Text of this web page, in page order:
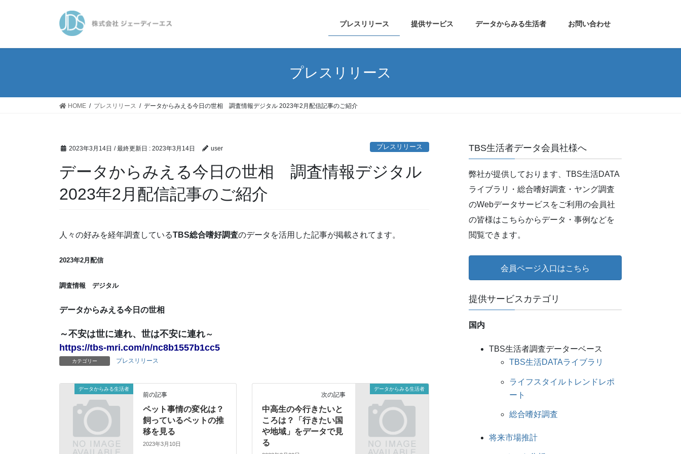
プレスリリース 提供サービス データからみる生活者 お問い合わせ
プレスリリース
HOME プレスリリース データからみえる今日の世相 調査情報デジタル 2023年2月配信記事のご紹介
2023年3月14日 / 最終更新日 : 2023年3月14日 user プレスリリース
データからみえる今日の世相 調査情報デジタル
2023年2月配信記事のご紹介
人々の好みを経年調査しているTBS総合嗜好調査のデータを活用した記事が掲載されてます。
2023年2月配信
調査情報 デジタル
データからみえる今日の世相
～不安は世に連れ、世は不安に連れ～
https://tbs-mri.com/n/nc8b1557b1cc5
カテゴリー プレスリリース
データからみる生活者
前の記事
ペット事情の変化は？
飼っているペットの推
移を見る
2023年3月10日
データからみる生活者
次の記事
中高生の今行きたいと
ころは？「行きたい国
や地域」をデータで見
る
TBS生活者データ会員社様へ
弊社が提供しております、TBS生活DATA
ライブラリ・総合嗜好調査・ヤング調査
のWebデータサービスをご利用の会員社
の皆様はこちらからデータ・事例などを
閲覧できます。
会員ページ入口はこちら
提供サービスカテゴリ
国内
TBS生活者調査データーベース
TBS生活DATAライブラリ
ライフスタイルトレンドレポ
ート
総合嗜好調査
将来市場推計